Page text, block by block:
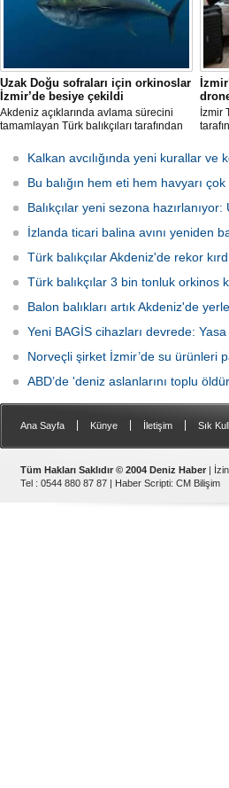
Uzak Doğu sofraları için orkinoslar
İzmir’de besiye çekildi
Akdeniz açıklarında avlama sürecini
tamamlayan Türk balıkçıları tarafından
orkinoslar, Uzak Doğu ülkelerine ihraç
edilmek için özenle bakılıyor.
İzmir
Kalkan avcılığında yeni kurallar ve
Bu balığın hem eti hem havyarı
Balıkçılar yeni sezona
İzlanda ticari balina avını yeniden
Türk balıkçılar Akdeniz'de rekor
Türk balıkçılar 3 bin tonluk orkinos
Balon balıkları artık Akdeniz'de
Yeni BAGİS cihazları devrede: Yasa
Norveçli şirket İzmir’de su ürünleri
ABD’de 'deniz aslanlarını toplu
Ana Sayfa Künye İletişim Sık
Tüm Hakları Saklıdır © 2004 Deniz Haber |
Tel : 0544 880 87 87 | Haber Scripti: CM Bilişim